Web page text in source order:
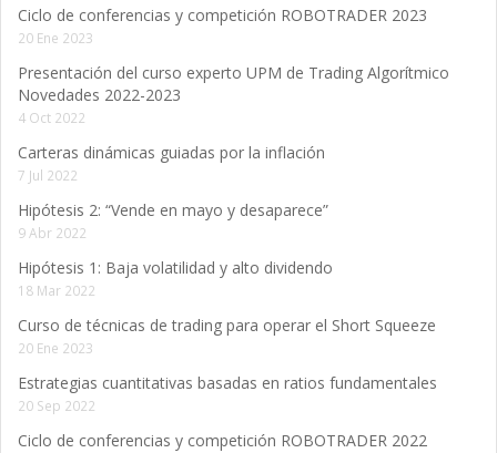
Ciclo de conferencias y competición ROBOTRADER 2023
20 Ene 2023
Presentación del curso experto UPM de Trading Algorítmico
Novedades 2022-2023
4 Oct 2022
Carteras dinámicas guiadas por la inflación
7 Jul 2022
Hipótesis 2: “Vende en mayo y desaparece”
9 Abr 2022
Hipótesis 1: Baja volatilidad y alto dividendo
18 Mar 2022
Curso de técnicas de trading para operar el Short Squeeze
20 Ene 2023
Estrategias cuantitativas basadas en ratios fundamentales
20 Sep 2022
Ciclo de conferencias y competición ROBOTRADER 2022